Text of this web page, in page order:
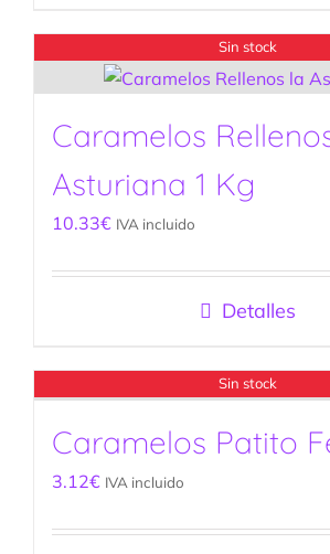
Sin stock
Caramelos
Asturiana 1 Kg
10.33€ IVA incluido
Detalles
Sin stock
Caramelos Patito
3.12€ IVA incluido